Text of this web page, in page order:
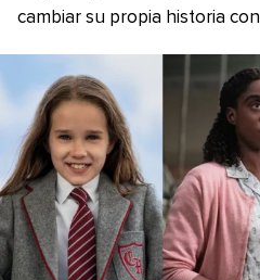
cambiar su propia historia